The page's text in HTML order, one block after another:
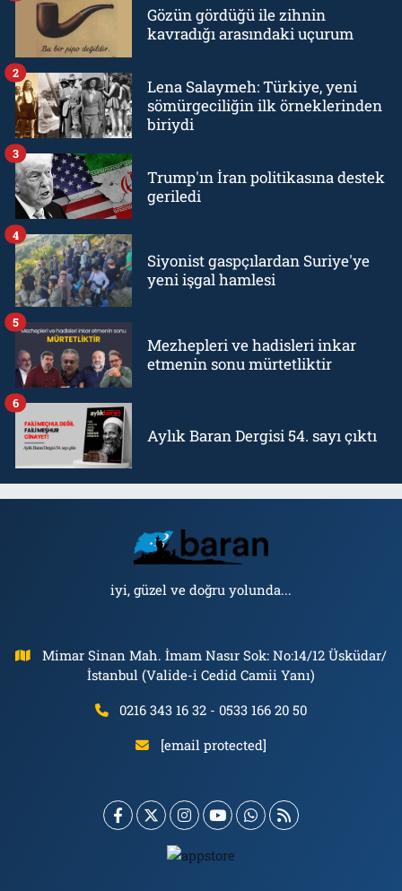
Gözün gördüğü ile zihnin
kavradığı arasındaki uçurum
Lena Salaymeh: Türkiye, yeni
sömürgeciliğin ilk örneklerinden
biriydi
2
Trump'ın İran politikasına destek
geriledi
3
Siyonist gaspçılardan Suriye'ye
yeni işgal hamlesi
4
Mezhepleri ve hadisleri inkar
etmenin sonu mürtetliktir
5
Aylık Baran Dergisi 54. sayı çıktı
6
iyi, güzel ve doğru yolunda...
Mimar Sinan Mah. İmam Nasır Sok: No:14/12 Üsküdar/
İstanbul (Valide-i Cedid Camii Yanı)
0216 343 16 32 - 0533 166 20 50
[email protected]